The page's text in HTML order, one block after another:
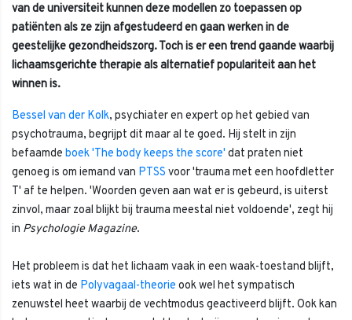
van de universiteit kunnen deze modellen zo toepassen op
patiënten als ze zijn afgestudeerd en gaan werken in de
geestelijke gezondheidszorg. Toch is er een trend gaande waarbij
lichaamsgerichte therapie als alternatief populariteit aan het
winnen is.
Bessel van der Kolk, psychiater en expert op het gebied van
psychotrauma, begrijpt dit maar al te goed. Hij stelt in zijn
befaamde boek 'The body keeps the score' dat praten niet
genoeg is om iemand van PTSS voor 'trauma met een hoofdletter
T' af te helpen. 'Woorden geven aan wat er is gebeurd, is uiterst
zinvol, maar zoal blijkt bij trauma meestal niet voldoende', zegt hij
in Psychologie Magazine.
Het probleem is dat het lichaam vaak in een waak-toestand blijft,
iets wat in de Polyvagaal-theorie ook wel het sympatisch
zenuwstel heet waarbij de vechtmodus geactiveerd blijft. Ook kan